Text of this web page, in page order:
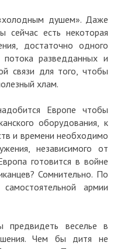
душем». Даже
сейчас есть некоторая
достаточно одного
разведданных и
связи для того, чтобы
хлам.
Европе чтобы
оборудования, к
и времени необходимо
независимого от
готовится в войне
Сомнительно. По
армии
веселье в
Чем бы дитя не